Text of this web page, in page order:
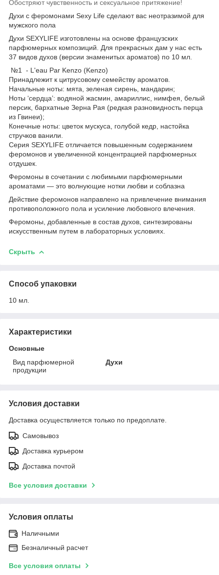
Обостряют чувственность и сексуальное притяжение!
Духи с феромонами Sexy Life сделают вас неотразимой для
мужского пола
Духи SEXYLIFE изготовлены на основе французских
парфюмерных композиций. Для прекрасных дам у нас есть
37 видов духов (версии знаменитых ароматов) по 10 мл.
№1 - L'eau Par Kenzo (Kenzo)
Принадлежит к цитрусовому семейству ароматов.
Начальные ноты: мята, зеленая сирень, мандарин;
Ноты ‘сердца’: водяной жасмин, амариллис, нимфея, белый
персик, бархатные Зерна Рая (редкая разновидность перца
из Гвинеи);
Конечные ноты: цветок мускуса, голубой кедр, настойка
стручков ванили.
Серия SEXYLIFE отличается повышенным содержанием
феромонов и увеличенной концентрацией парфюмерных
отдушек.
Феромоны в сочетании с любимыми парфюмерными
ароматами — это волнующие нотки любви и соблазна
Действие феромонов направлено на привлечение внимания
противоположного пола и усиление любовного влечения.
Феромоны, добавленные в состав духов, синтезированы
искусственным путем в лабораторных условиях.
Скрыть
Способ упаковки
10 мл.
Характеристики
Основные
Вид парфюмерной
продукции
Духи
Условия доставки
Доставка осуществляется только по предоплате.
Самовывоз
Доставка курьером
Доставка почтой
Все условия доставки
Условия оплаты
Наличными
Безналичный расчет
Все условия оплаты